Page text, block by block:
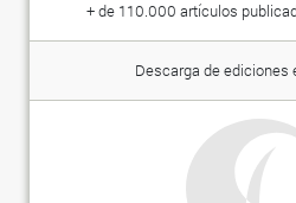
+ de 110.000 artículos
Descarga de ediciones